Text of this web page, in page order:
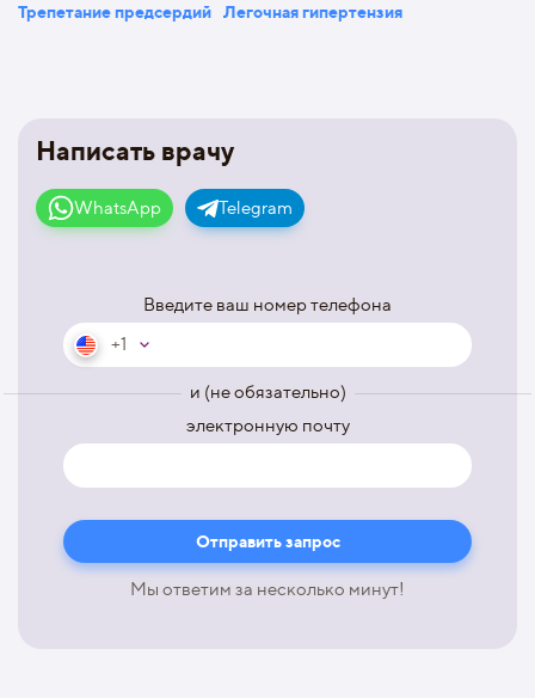
Написать врачу
WhatsApp Telegram
Введите ваш номер телефона
+1
и (не обязательно)
электронную почту
Мы ответим за несколько минут!
Трепетание предсердий Легочная гипертензия